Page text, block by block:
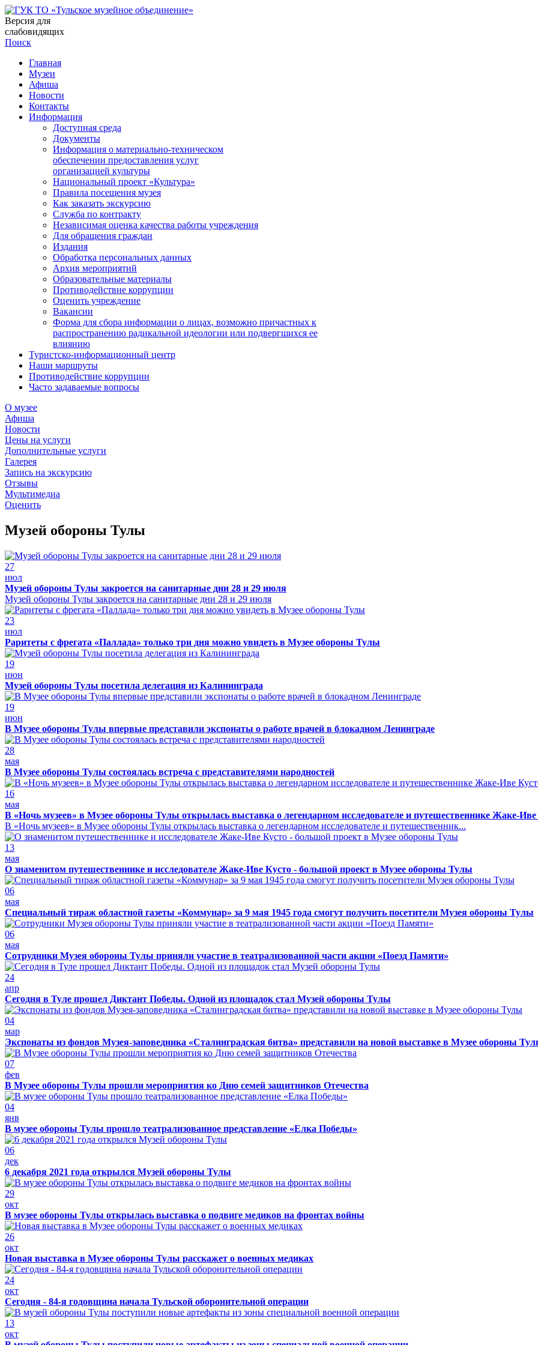
Версия для
слабовидящих
Поиск
Главная
Музеи
Афиша
Новости
Контакты
Информация
Доступная среда
Документы
Информация о материально-техническом
обеспечении предоставления услуг
организацией культуры
Национальный проект «Культура»
Правила посещения музея
Как заказать экскурсию
Служба по контракту
Независимая оценка качества работы учреждения
Для обращения граждан
Издания
Обработка персональных данных
Архив мероприятий
Образовательные материалы
Противодействие коррупции
Оценить учреждение
Вакансии
Форма для сбора информации о лицах, возможно причастных к
распространению радикальной идеологии или подвергшихся ее
влиянию
Туристско-информационный центр
Наши маршруты
Противодействие коррупции
Часто задаваемые вопросы
О музее
Афиша
Новости
Цены на услуги
Дополнительные услуги
Галерея
Запись на экскурсию
Отзывы
Мультимедиа
Оценить
Музей обороны Тулы
27
июл
Музей обороны Тулы закроется на санитарные дни 28 и 29 июля
Музей обороны Тулы закроется на санитарные дни 28 и 29 июля
23
июл
Раритеты с фрегата «Паллада» только три дня можно увидеть в Музее обороны Тулы
19
июн
Музей обороны Тулы посетила делегация из Калининграда
19
июн
В Музее обороны Тулы впервые представили экспонаты о работе врачей в блокадном Ленинграде
28
мая
В Музее обороны Тулы состоялась встреча с представителями народностей
16
мая
В «Ночь музеев» в Музее обороны Тулы открылась выставка о легендарном исследователе и путешественнике Жаке-
В «Ночь музеев» в Музее обороны Тулы открылась выставка о легендарном исследователе и путешественник...
13
мая
О знаменитом путешественнике и исследователе Жаке-Иве Кусто - большой проект в Музее обороны Тулы
06
мая
Специальный тираж областной газеты «Коммунар» за 9 мая 1945 года смогут получить посетители Музея обороны Тулы
06
мая
Сотрудники Музея обороны Тулы приняли участие в театрализованной части акции «Поезд Памяти»
24
апр
Сегодня в Туле прошел Диктант Победы. Одной из площадок стал Музей обороны Тулы
04
мар
Экспонаты из фондов Музея-заповедника «Сталинградская битва» представили на новой выставке в Музее обороны
07
фев
В Музее обороны Тулы прошли мероприятия ко Дню семей защитников Отечества
04
янв
В музее обороны Тулы прошло театрализованное представление «Елка Победы»
06
дек
6 декабря 2021 года открылся Музей обороны Тулы
29
окт
В музее обороны Тулы открылась выставка о подвиге медиков на фронтах войны
26
окт
Новая выставка в Музее обороны Тулы расскажет о военных медиках
24
окт
Сегодня - 84-я годовщина начала Тульской оборонительной операции
13
окт